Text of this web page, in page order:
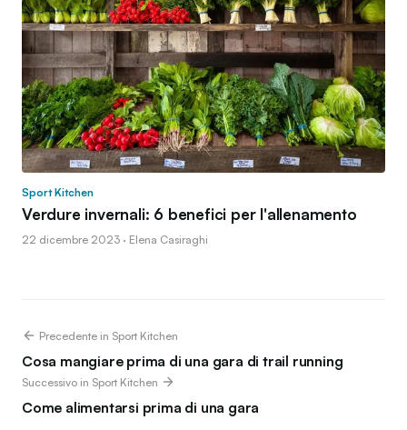
Sport Kitchen
Verdure invernali: 6 benefici per l'allenamento
22 dicembre 2023 · Elena Casiraghi
Precedente in Sport Kitchen
Cosa mangiare prima di una gara di trail running
Successivo in Sport Kitchen
Come alimentarsi prima di una gara